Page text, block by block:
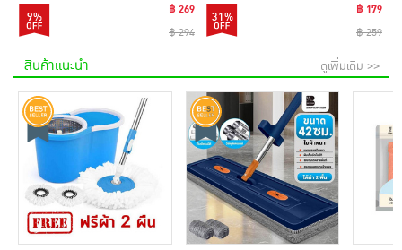
9%
฿ 269
฿ 294
31%
฿ 179
฿ 259
สินค้าแนะนำ ดูเพิ่มเติม >>